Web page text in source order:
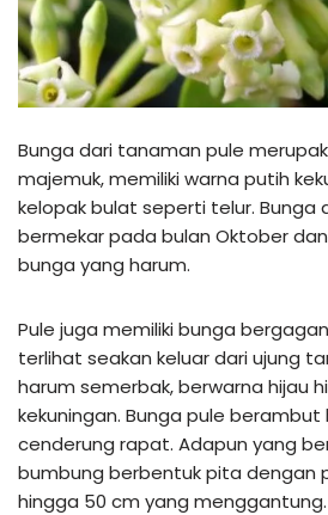
Bunga dari tanaman pule
majemuk, memiliki warna putih
kelopak bulat seperti telur. Bunga
bermekar pada bulan Oktober
bunga yang harum.
Pule juga memiliki bunga
terlihat seakan keluar dari ujung
harum semerbak, berwarna hijau
kekuningan. Bunga pule berambut
cenderung rapat. Adapun yang
bumbung berbentuk pita dengan
hingga 50 cm yang menggantung.